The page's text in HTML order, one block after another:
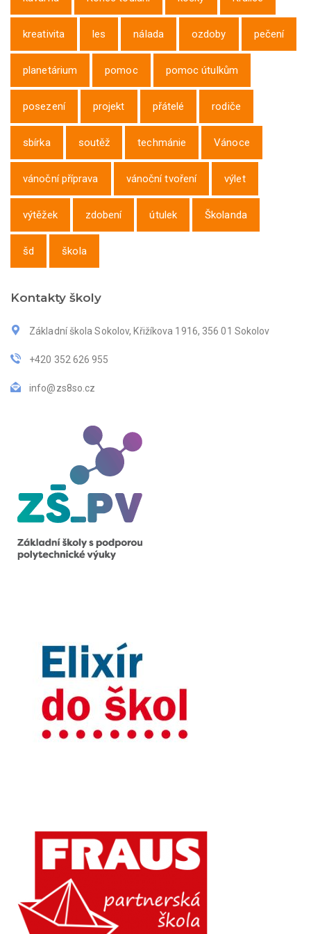
kreativita les nálada ozdoby pečení
planetárium pomoc pomoc útulkům
posezení projekt přátelé rodiče
sbírka soutěž techmánie Vánoce
vánoční příprava vánoční tvoření výlet
výtěžek zdobení útulek Školanda
šd škola
Kontakty školy
Základní škola Sokolov, Křižíkova 1916, 356 01 Sokolov
+420 352 626 955
info@zs8so.cz